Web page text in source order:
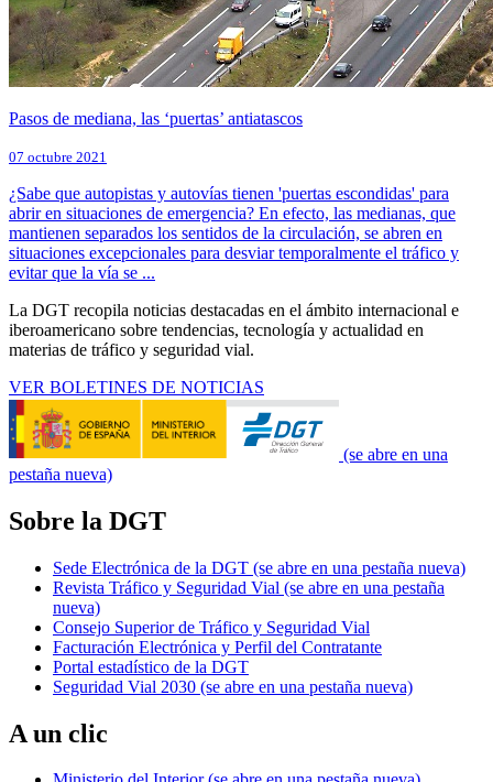
Pasos de mediana, las ‘puertas’ antiatascos
07 octubre 2021
¿Sabe que autopistas y autovías tienen 'puertas escondidas' para
abrir en situaciones de emergencia? En efecto, las medianas, que
mantienen separados los sentidos de la circulación, se abren en
situaciones excepcionales para desviar temporalmente el tráfico y
evitar que la vía se ...
La DGT recopila noticias destacadas en el ámbito internacional e
iberoamericano sobre tendencias, tecnología y actualidad en
materias de tráfico y seguridad vial.
VER BOLETINES DE NOTICIAS
(se abre en una
pestaña nueva)
Sobre la DGT
Sede Electrónica de la DGT (se abre en una pestaña nueva)
Revista Tráfico y Seguridad Vial (se abre en una pestaña
nueva)
Consejo Superior de Tráfico y Seguridad Vial
Facturación Electrónica y Perfil del Contratante
Portal estadístico de la DGT
Seguridad Vial 2030 (se abre en una pestaña nueva)
A un clic